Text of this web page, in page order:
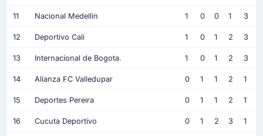
11 Nacional Medellin 1 0 0 1 3
12 Deportivo Cali 1 0 1 2 3
13 Internacional de Bogota. 1 0 1 2 3
14 Alianza FC Valledupar 0 1 1 2 1
15 Deportes Pereira 0 1 1 2 1
16 Cucuta Deportivo 0 1 2 3 1